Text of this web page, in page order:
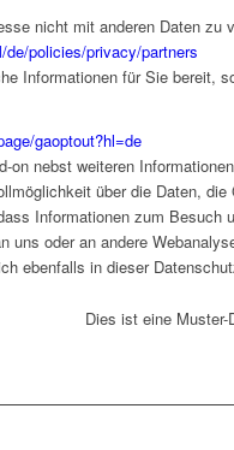
nicht mit anderen Daten zu
policies/privacy/partners
Informationen für Sie bereit,
gaoptout?hl=de
on nebst weiteren
über die Daten,
Informationen zum Besuch
uns oder an andere
ebenfalls in dieser
Dies ist eine